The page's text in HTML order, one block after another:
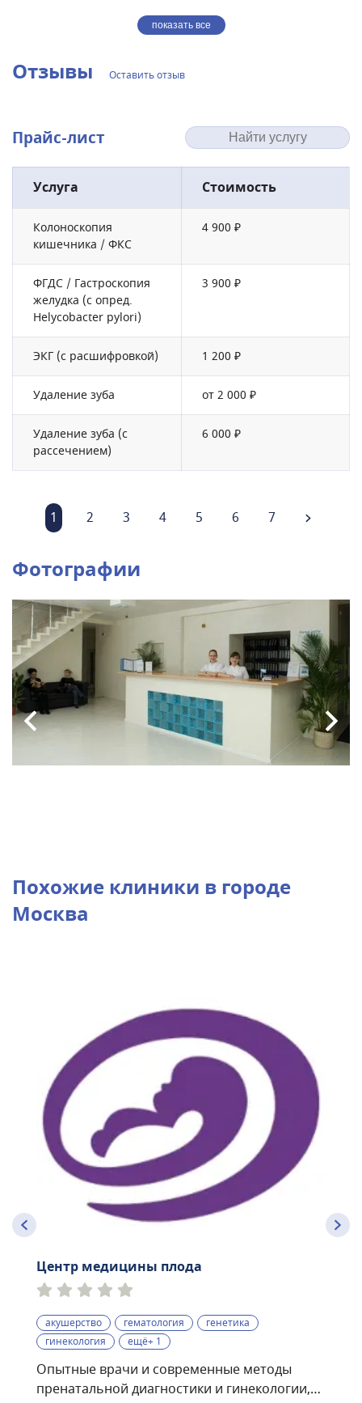
показать все
Отзывы Оставить отзыв
Прайс-лист
Услуга Стоимость
Колоноскопия
кишечника / ФКС
4 900 ₽
ФГДС / Гастроскопия
желудка (с опред.
Helycobacter pylori)
3 900 ₽
ЭКГ (с расшифровкой) 1 200 ₽
Удаление зуба от 2 000 ₽
Удаление зуба (с
рассечением)
6 000 ₽
1 2 3 4 5 6 7
Фотографии
Похожие клиники в городе
Москва
Центр медицины плода
акушерство гематология
генетика
гинекология
ещё+ 1
Опытные врачи и современные методы
пренатальной диагностики и гинекологии,